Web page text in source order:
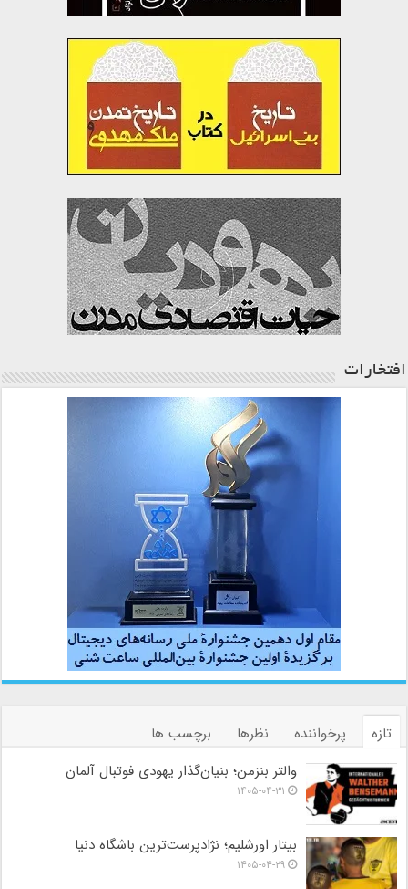
افتخارات
تازه پرخواننده نظرها
برچسب ها
والتر بنزمن؛ بنیان‌گذار یهودی فوتبال آلمان
۱۴۰۵-۰۴-۳۱
بیتار اورشلیم؛ نژادپرست‌ترین باشگاه دنیا
۱۴۰۵-۰۴-۲۹